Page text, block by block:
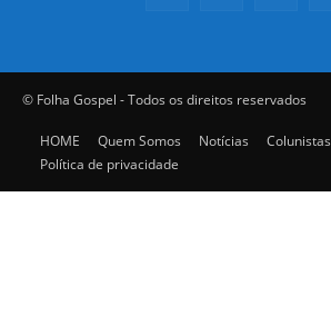
© Folha Gospel - Todos os direitos reservados
HOME Quem Somos Notícias Colunistas
Política de privacidade